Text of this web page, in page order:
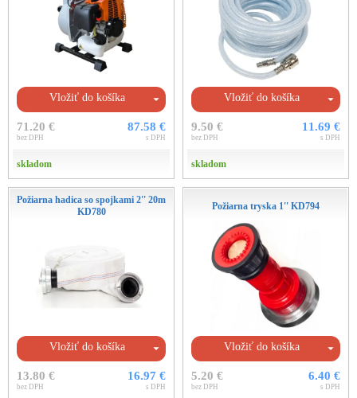
Vložiť do košíka
71.20 €
bez DPH
87.58 €
s DPH
skladom
Vložiť do košíka
9.50 €
bez DPH
11.69 €
s DPH
skladom
Požiarna hadica so spojkami 2'' 20m
KD780
Vložiť do košíka
13.80 €
bez DPH
16.97 €
s DPH
Požiarna tryska 1'' KD794
Vložiť do košíka
5.20 €
bez DPH
6.40 €
s DPH